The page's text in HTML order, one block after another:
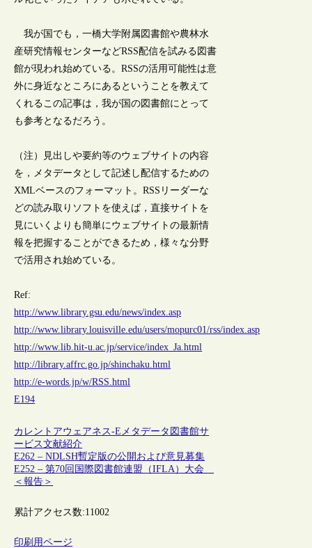
我が国でも，一橋大学附属図書館や農林水
産研究情報センターなどRSS配信を試みる図書
館が現われ始めている。RSSの活用可能性は意
外に身近なところにあるということを教えて
くれるこの記事は，我が国の図書館にとって
も参考となるだろう。
（注）見出しや要約等のウェブサイトの内容
を，メタデータとして記述し配信するための
XMLベースのフォーマット。RSSリーダーな
どの読み取りソフトを使えば，直接サイトを
見にいくよりも簡単にウェブサイトの最新情
報を把握することができるため，様々な分野
で活用され始めている。
Ref:
http://www.library.gsu.edu/news/index.asp
http://www.library.louisville.edu/users/mopurc01/rss/index.asp
http://www.lib.hit-u.ac.jp/service/index_Ja.html
http://library.affrc.go.jp/shinchaku.html
http://e-words.jp/w/RSS.html
E194
カレントアウェアネス-E メタデータ 図書館サ
ービス文献紹介
E262 – NDLSH暫定版の公開および意見募集
E252 – 第70回国際図書館連盟（IFLA）大会
＜報告＞
累計アクセス数:11002
印刷用ページ